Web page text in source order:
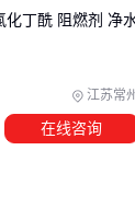
的湿气会导致
储存罐中放置
江苏常
化丁酰 阻燃剂 净
在线咨询